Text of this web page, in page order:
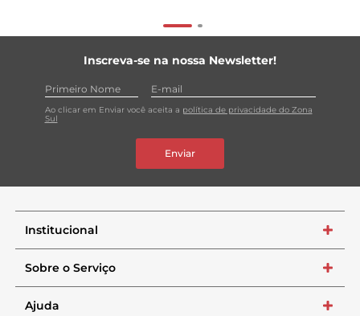
Inscreva-se na nossa Newsletter!
Ao clicar em Enviar você aceita a política de privacidade do Zona
Sul
Enviar
Institucional +
Sobre o Serviço +
Ajuda +